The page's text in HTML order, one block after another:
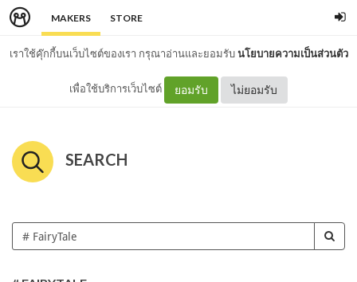
MAKERS STORE
เราใช้คุ๊กกี้บนเว็บไซต์ของเรา กรุณาอ่านและยอมรับนโยบายความเป็นส่วนตัว
เพื่อใช้บริการเว็บไซต์ ยอมรับ ไม่ยอมรับ
SEARCH